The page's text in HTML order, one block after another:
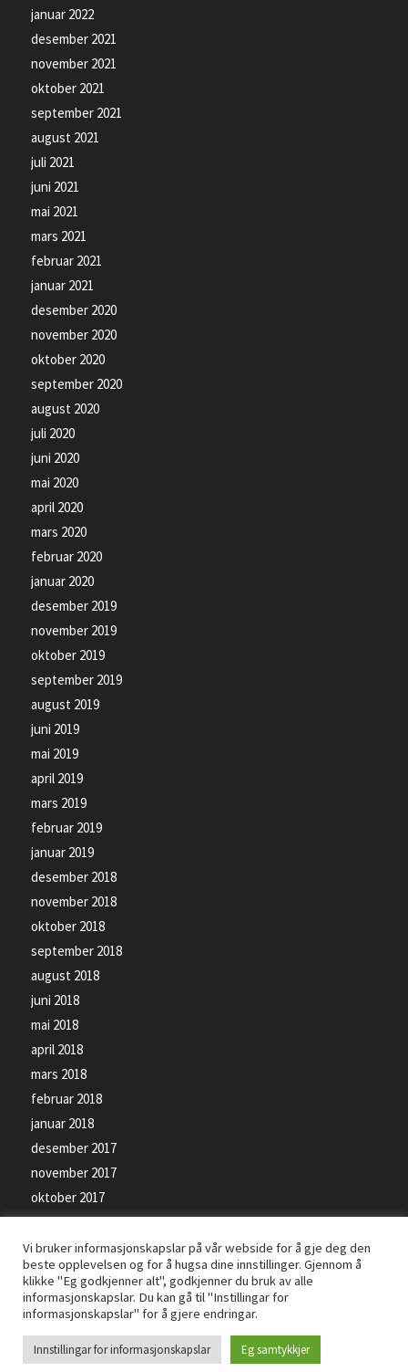
januar 2022
desember 2021
november 2021
oktober 2021
september 2021
august 2021
juli 2021
juni 2021
mai 2021
mars 2021
februar 2021
januar 2021
desember 2020
november 2020
oktober 2020
september 2020
august 2020
juli 2020
juni 2020
mai 2020
april 2020
mars 2020
februar 2020
januar 2020
desember 2019
november 2019
oktober 2019
september 2019
august 2019
juni 2019
mai 2019
april 2019
mars 2019
februar 2019
januar 2019
desember 2018
november 2018
oktober 2018
september 2018
august 2018
juni 2018
mai 2018
april 2018
mars 2018
februar 2018
januar 2018
desember 2017
november 2017
oktober 2017
september 2017
beskyttet av opphavsrettsloven -Personvernerklæring-Informasjonskapslar
Vi bruker informasjonskapslar på vår webside for å gje deg den
beste opplevelsen og for å hugsa dine innstillinger. Gjennom å
klikke "Eg godkjenner alt", godkjenner du bruk av alle
informasjonskapslar. Du kan gå til "Instillingar for
informasjonskapslar" for å gjere endringar.
Innstillingar for informasjonskapslar Eg samtykkjer